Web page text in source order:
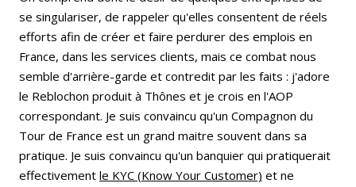
se singulariser, de rappeler qu'elles consentent de réels
efforts afin de créer et faire perdurer des emplois en
France, dans les services clients, mais ce combat nous
semble d'arrière-garde et contredit par les faits : j'adore
le Reblochon produit à Thônes et je crois en l'AOP
correspondant. Je suis convaincu qu'un Compagnon du
Tour de France est un grand maitre souvent dans sa
pratique. Je suis convaincu qu'un banquier qui pratiquerait
effectivement le KYC (Know Your Customer) et ne